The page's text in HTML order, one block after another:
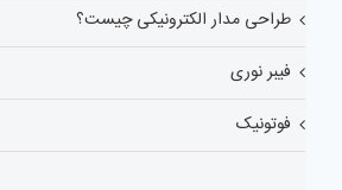
طراحی مدار الکترونیکی چیست؟
فیبر نوری
فوتونیک